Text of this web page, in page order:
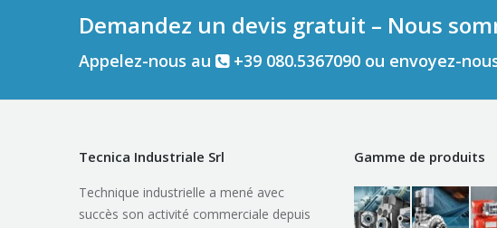
Demandez un devis gratuit – Nous
Appelez-nous au +39 080.5367090 ou envoyez-
Tecnica Industriale Srl
Technique industrielle a mené avec
succès son activité commerciale depuis
Gamme de produits